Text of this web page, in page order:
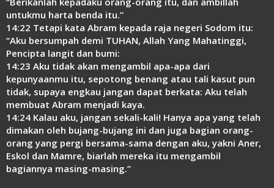
untukmu harta benda itu.”
14:22 Tetapi kata Abram kepada raja negeri Sodom itu:
“Aku bersumpah demi TUHAN, Allah Yang Mahatinggi,
Pencipta langit dan bumi:
14:23 Aku tidak akan mengambil apa-apa dari
kepunyaanmu itu, sepotong benang atau tali kasut pun
tidak, supaya engkau jangan dapat berkata: Aku telah
membuat Abram menjadi kaya.
14:24 Kalau aku, jangan sekali-kali! Hanya apa yang telah
dimakan oleh bujang-bujang ini dan juga bagian orang-
orang yang pergi bersama-sama dengan aku, yakni Aner,
Eskol dan Mamre, biarlah mereka itu mengambil
bagiannya masing-masing.”